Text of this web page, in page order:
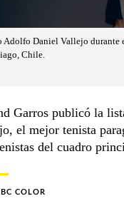
Adolfo Daniel Vallejo durante
Chile.
Garros publicó la
el mejor tenista
del cuadro
COLOR